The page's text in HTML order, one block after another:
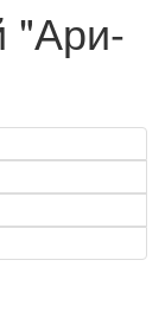
"Ари-